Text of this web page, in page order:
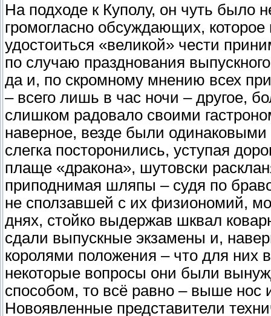
На подходе к Куполу, он чуть было
громогласно обсуждающих,
удостоиться «великой» чести
по случаю празднования
да и, по скромному мнению всех
– всего лишь в час ночи – другое,
слишком радовало своими
наверное, везде были
слегка посторонились, уступая
плаще «дракона», шутовски
приподнимая шляпы – судя по
не сползавшей с их физиономий,
днях, стойко выдержав шквал
сдали выпускные экзамены и,
королями положения – что для них
некоторые вопросы они были
способом, то всё равно – выше нос
Новоявленные представители